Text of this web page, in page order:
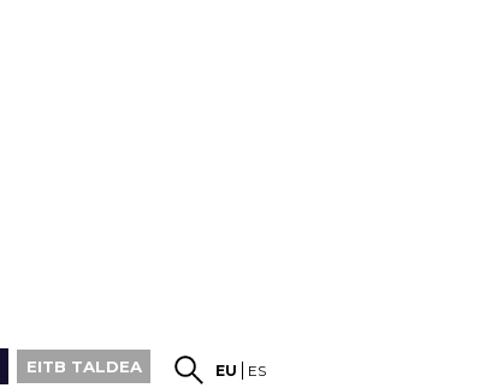
EITB TALDEA EU ES